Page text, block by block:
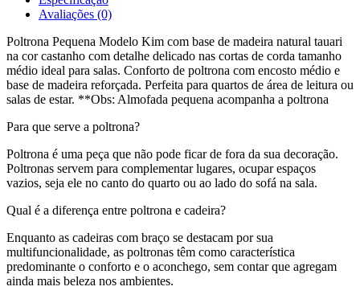
Avaliações (0)
Poltrona Pequena Modelo Kim com base de madeira natural tauari
na cor castanho com detalhe delicado nas cortas de corda tamanho
médio ideal para salas. Conforto de poltrona com encosto médio e
base de madeira reforçada. Perfeita para quartos de área de leitura ou
salas de estar. **Obs: Almofada pequena acompanha a poltrona
Para que serve a poltrona?
Poltrona é uma peça que não pode ficar de fora da sua decoração.
Poltronas servem para complementar lugares, ocupar espaços
vazios, seja ele no canto do quarto ou ao lado do sofá na sala.
Qual é a diferença entre poltrona e cadeira?
Enquanto as cadeiras com braço se destacam por sua
multifuncionalidade, as poltronas têm como característica
predominante o conforto e o aconchego, sem contar que agregam
ainda mais beleza nos ambientes.